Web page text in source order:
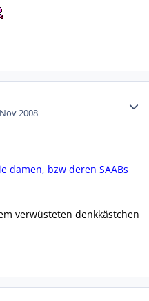
2008
damen, bzw deren SAABs
verwüsteten denkkästchen